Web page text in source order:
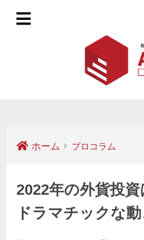
ホーム プロコラム
2022年の外貨投
ドラマチックな動